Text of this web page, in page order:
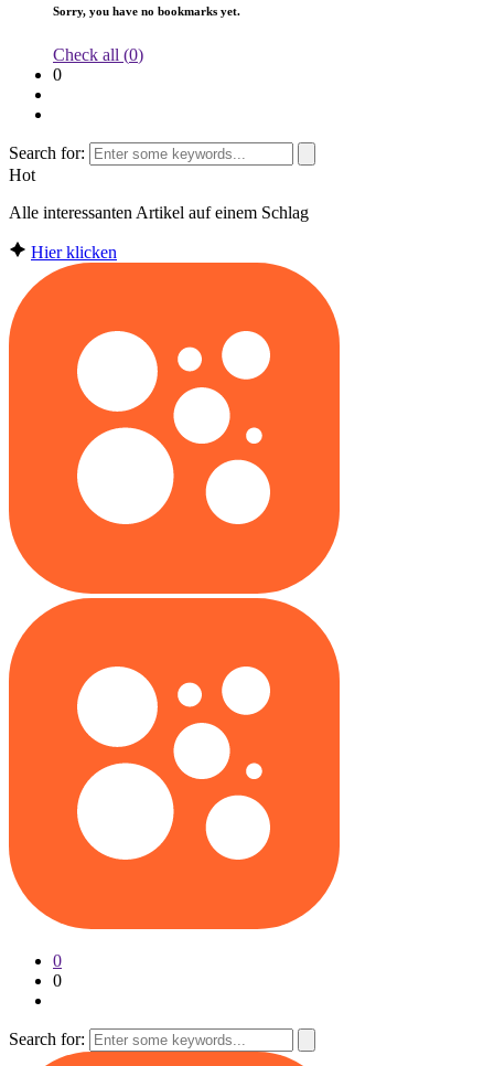
Sorry, you have no bookmarks yet.
Check all (0)
0
Search for:
Hot
Alle interessanten Artikel auf einem Schlag
Hier klicken
0
0
Search for: